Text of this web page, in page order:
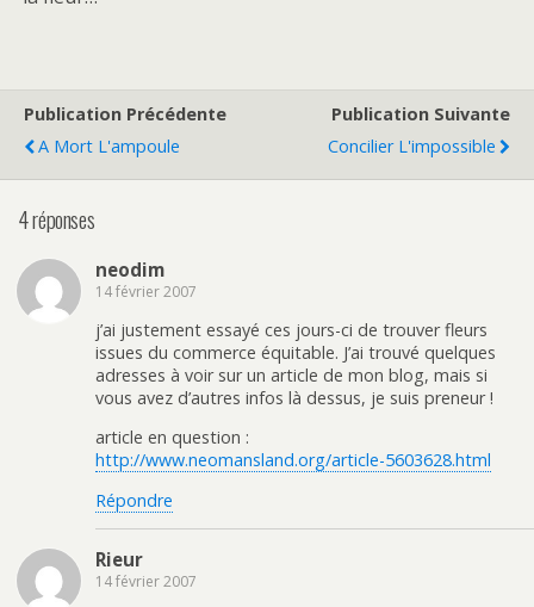
Publication Précédente
A Mort L'ampoule
Publication Suivante
Concilier L'impossible
4 réponses
neodim
14 février 2007
j’ai justement essayé ces jours-ci de trouver fleurs
issues du commerce équitable. J’ai trouvé quelques
adresses à voir sur un article de mon blog, mais si
vous avez d’autres infos là dessus, je suis preneur !
article en question :
http://www.neomansland.org/article-5603628.html
Répondre
Rieur
14 février 2007